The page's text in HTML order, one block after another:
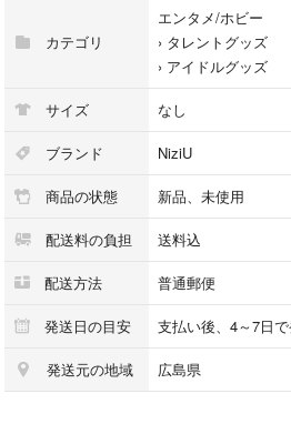
ご不明な点がございましたら、コメント
#ゆずかれん471
#ゆずかれん471_NiziU
他の販売状況が確認できますので是非ご利
カテゴリ
エンタメ/ホビー
› タレントグッズ
› アイドルグッズ
サイズ なし
ブランド NiziU
商品の状態 新品、未使用
配送料の負担 送料込
配送方法 普通郵便
発送日の目安 支払い後、4～7日
発送元の地域 広島県